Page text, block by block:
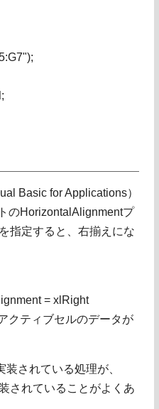
Basic for Applications）
のHorizontalAlignmentプ
指定すると、右揃えにな
= xlRight
クティブセルのデータが
されている処理が、
されていることがよくあ